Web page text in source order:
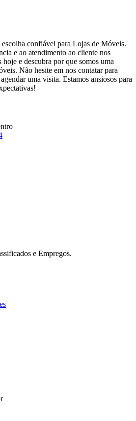
confiável para Lojas de Móveis.
e ao atendimento ao cliente nos
hoje e descubra por que somos uma
Não hesite em nos contatar para
uma visita. Estamos ansiosos para
e Empregos.